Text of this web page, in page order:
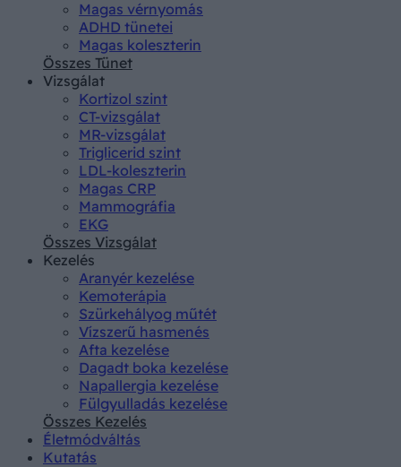
Magas vérnyomás
ADHD tünetei
Magas koleszterin
Összes Tünet
Vizsgálat
Kortizol szint
CT-vizsgálat
MR-vizsgálat
Triglicerid szint
LDL-koleszterin
Magas CRP
Mammográfia
EKG
Összes Vizsgálat
Kezelés
Aranyér kezelése
Kemoterápia
Szürkehályog műtét
Vízszerű hasmenés
Afta kezelése
Dagadt boka kezelése
Napallergia kezelése
Fülgyulladás kezelése
Összes Kezelés
Életmódváltás
Kutatás